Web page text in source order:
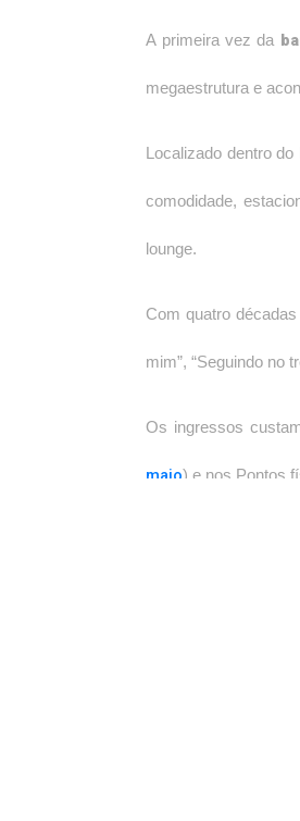
A primeira vez da
megaestrutura e
Localizado dentro
comodidade,
lounge.
Com quatro
mim”, “Seguindo no
Os ingressos
maio) e nos Pontos